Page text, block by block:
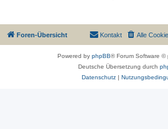
Foren-Übersicht Alle
Kontakt
Powered by phpBB® Forum Software ©
Deutsche Übersetzung durch
Datenschutz|